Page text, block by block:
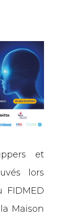
et
lors
FIDMED
Maison